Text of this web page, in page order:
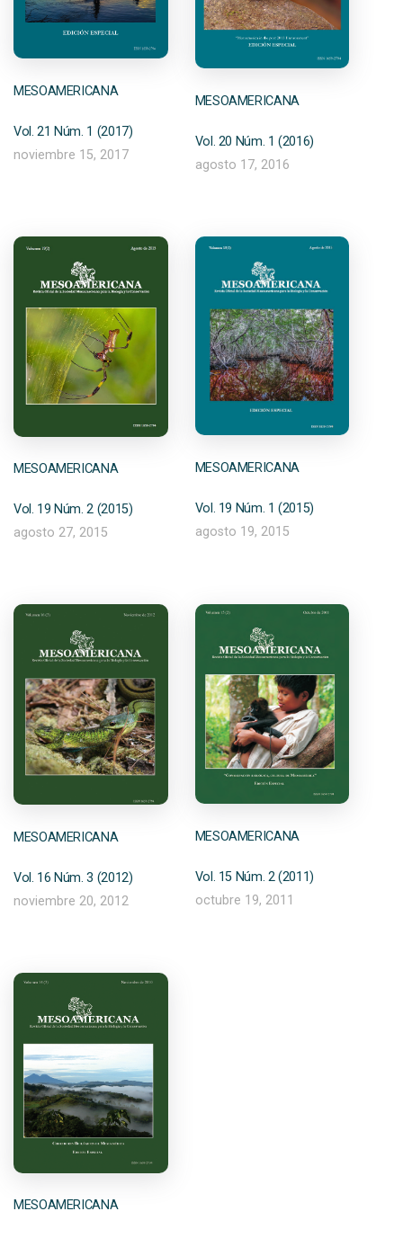
MESOAMERICANA
Vol. 21 Núm. 1 (2017)
noviembre 15, 2017
MESOAMERICANA
Vol. 20 Núm. 1 (2016)
agosto 17, 2016
MESOAMERICANA
Vol. 19 Núm. 2 (2015)
agosto 27, 2015
MESOAMERICANA
Vol. 19 Núm. 1 (2015)
agosto 19, 2015
MESOAMERICANA
Vol. 16 Núm. 3 (2012)
noviembre 20, 2012
MESOAMERICANA
Vol. 15 Núm. 2 (2011)
octubre 19, 2011
MESOAMERICANA